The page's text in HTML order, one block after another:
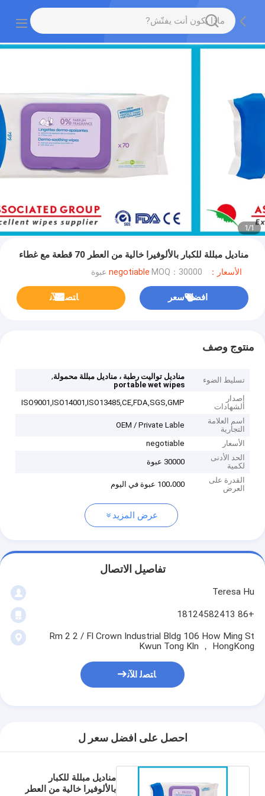
1
/
1
مناديل مبللة للكبار بالألوفيرا خالية من العطر 70 قطعة مع غطاء
الأسعار：negotiable MOQ：30000 عبوة
افضل سعر ﺎﺘﺼﻟ ﺍﻶﻧ
منتوج وصف
تسليط الضوء مناديل تواليت رطبة ، مناديل مبللة محمولة,
portable wet wipes
إصدار
الشهادات
ISO9001,ISO14001,ISO13485,CE,FDA,SGS,GMP
اسم العلامة
التجارية
OEM / Private Lable
الأسعار
negotiable
الحد الأدنى
لكمية
30000 عبوة
القدرة على
العرض
100،000 عبوة في اليوم
عرض المزيد
تفاصيل الاتصال
Teresa Hu
+86 18124582413
Rm 2 2 / Fl Crown Industrial Bldg 106 How Ming St
Kwun Tong Kln ， HongKong
ﺎﺘﺼﻟ ﺍﻶﻧ
احصل على افضل سعر ل
مناديل مبللة للكبار
بالألوفيرا خالية من العطر